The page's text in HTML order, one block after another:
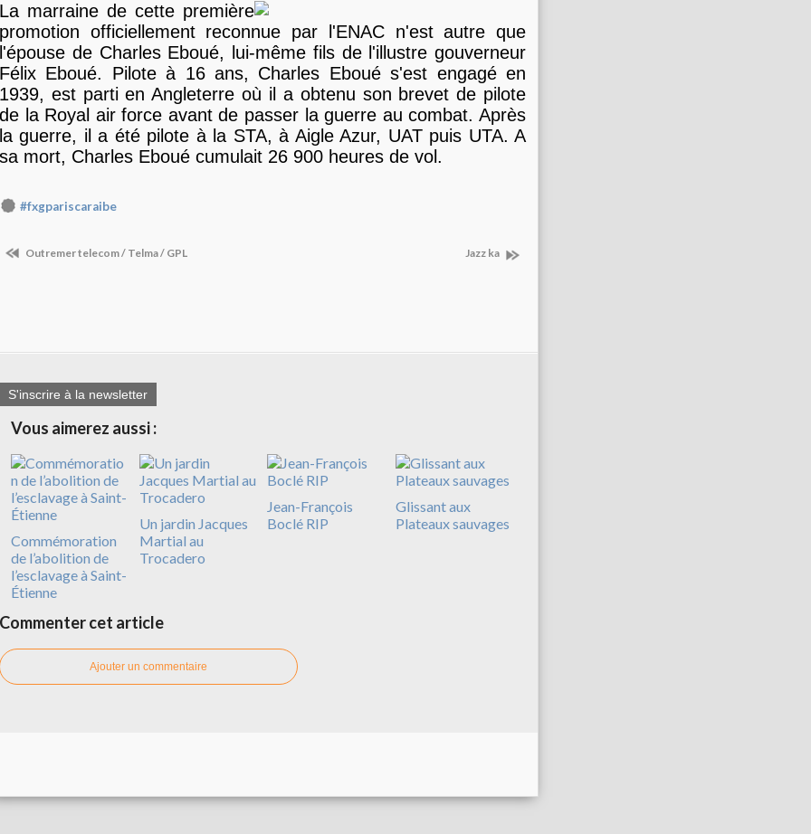
La marraine de cette première
promotion officiellement reconnue par l'ENAC n'est autre que
l'épouse de Charles Eboué, lui-même fils de l'illustre gouverneur
Félix Eboué. Pilote à 16 ans, Charles Eboué s'est engagé en
1939, est parti en Angleterre où il a obtenu son brevet de pilote
de la Royal air force avant de passer la guerre au combat. Après
la guerre, il a été pilote à la STA, à Aigle Azur, UAT puis UTA. A
sa mort, Charles Eboué cumulait 26 900 heures de vol.
#fxgpariscaraibe
Outremer telecom / Telma / GPL Jazz ka
S'inscrire à la newsletter
Vous aimerez aussi :
Commémoration
de l’abolition de
l’esclavage à Saint-
Étienne
Un jardin Jacques
Martial au
Trocadero
Jean-François
Boclé RIP
Glissant aux
Plateaux sauvages
Commenter cet article
Ajouter un commentaire